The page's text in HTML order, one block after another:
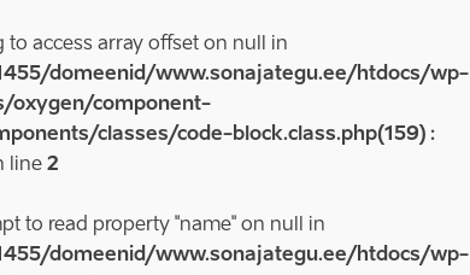
to access array offset on null in
domeenid/www.sonajategu.ee/htdocs/wp-
oxygen/component-
classes/code-block.class.php(159) :
line 2
to read property "name" on null in
domeenid/www.sonajategu.ee/htdocs/wp-